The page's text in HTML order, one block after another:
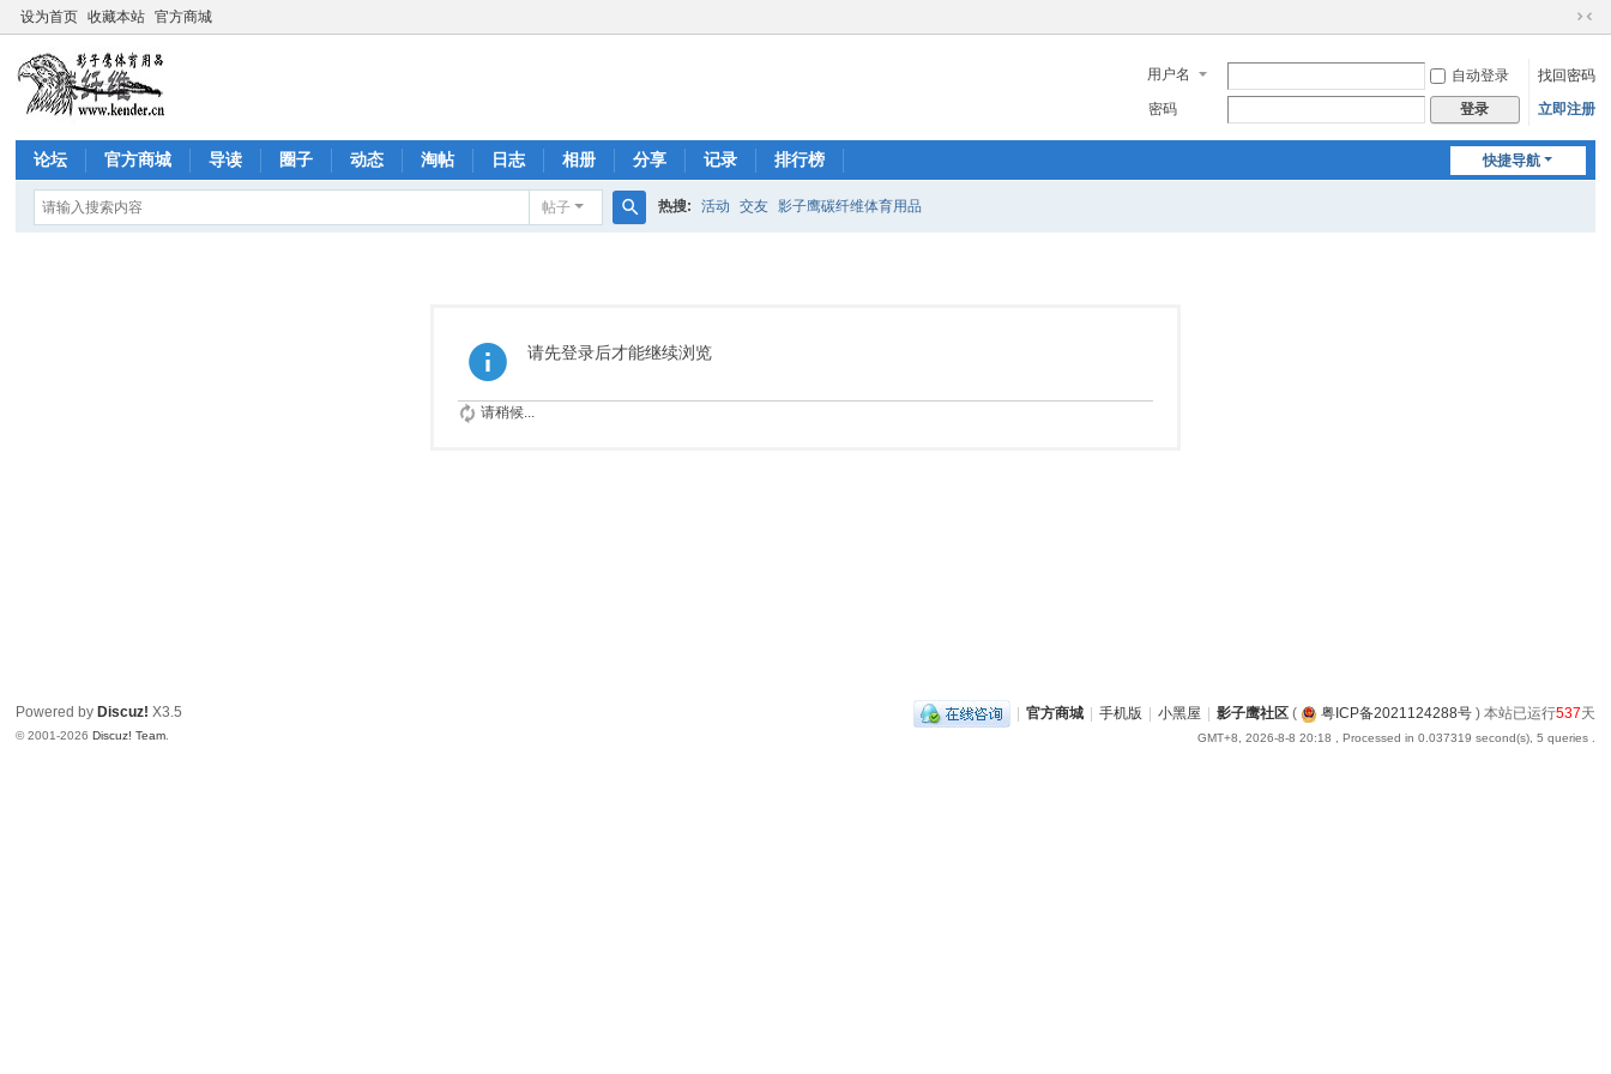
设为首页 收藏本站 官方商城
切
到
窄
用户名 自动登录
找回密码
密码
登录 立即注册
快捷导航
论坛 官方商城 导读 圈子 动态 淘帖 日志 相册 分享 记录 排行榜
帖子 热搜: 活动 交友 影子鹰碳纤维体育用品
请先登录后才能继续浏览
请稍候...
| 官方商城 | 手机版 | 小黑屋 | 影子鹰社区( 粤ICP备2021124288号) 本站已运行537天
GMT+8, 2026-8-8 20:18 , Processed in 0.037319 second(s), 5 queries .
Powered by Discuz! X3.5
© 2001-2026Discuz! Team